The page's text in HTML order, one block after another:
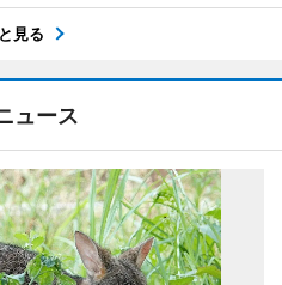
見る
ュース